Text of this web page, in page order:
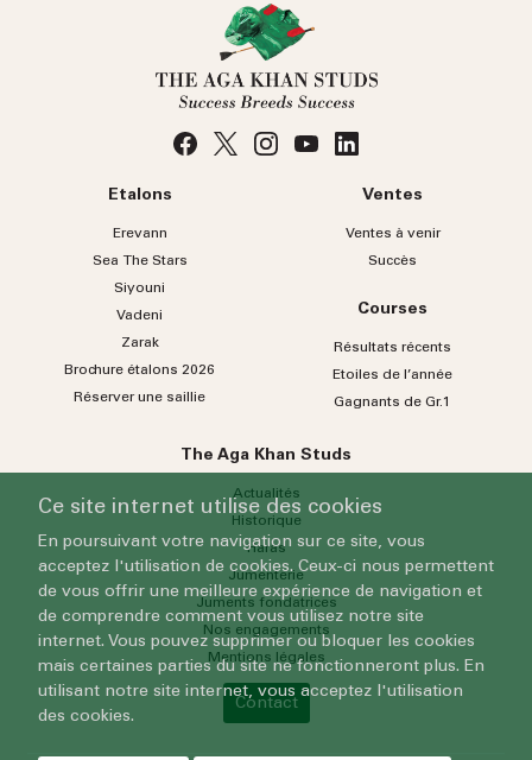
Etalons
Erevann
Sea TheStars
Siyouni
Vadeni
Zarak
Brochure étalons 2026
Réserver une saillie
Ventes
Ventes à venir
Succès
Courses
Résultats récents
Etoiles de l’année
Gagnants de Gr.1
The Aga Khan Studs
Actualités
Historique
Haras
Jumenterie
Juments fondatrices
Nos engagements
Mentions légales
Contact
Ce site internet utilise des cookies
En poursuivant votre navigation sur ce site, vous
acceptez l'utilisation de cookies. Ceux-ci nous permettent
de vous offrir une meilleure expérience de navigation et
de comprendre comment vous utilisez notre site
internet. Vous pouvez supprimer ou bloquer les cookies
mais certaines parties du site ne fonctionneront plus. En
utilisant notre site internet, vous acceptez l'utilisation
des cookies.